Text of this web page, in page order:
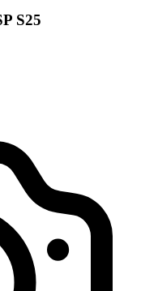
S25